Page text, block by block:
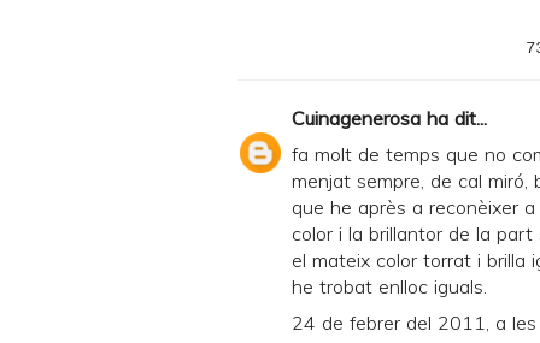
Cuinagenerosa ha dit...
fa molt de temps que no
menjat sempre, de cal miró,
que he après a reconèixer
color i la brillantor de la
el mateix color torrat i brilla
he trobat enlloc iguals.
24 de febrer del 2011, a